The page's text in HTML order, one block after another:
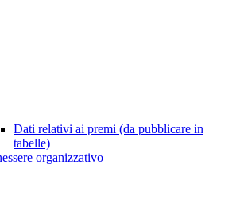
Dati relativi ai premi (da pubblicare in
tabelle)
organizzativo